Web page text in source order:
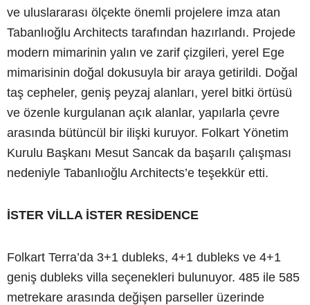
ve uluslararası ölçekte önemli projelere imza atan
Tabanlıoğlu Architects tarafından hazırlandı. Projede
modern mimarinin yalın ve zarif çizgileri, yerel Ege
mimarisinin doğal dokusuyla bir araya getirildi. Doğal
taş cepheler, geniş peyzaj alanları, yerel bitki örtüsü
ve özenle kurgulanan açık alanlar, yapılarla çevre
arasında bütüncül bir ilişki kuruyor. Folkart Yönetim
Kurulu Başkanı Mesut Sancak da başarılı çalışması
nedeniyle Tabanlıoğlu Architects’e teşekkür etti.
İSTER VİLLA İSTER RESİDENCE
Folkart Terra’da 3+1 dubleks, 4+1 dubleks ve 4+1
geniş dubleks villa seçenekleri bulunuyor. 485 ile 585
metrekare arasında değişen parseller üzerinde